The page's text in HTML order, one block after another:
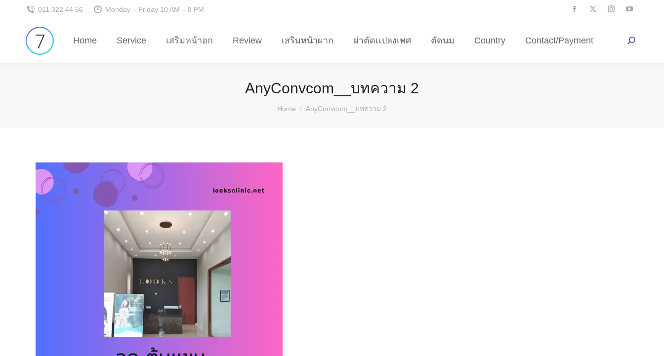
011 322 44 56 Monday – Friday 10 AM – 8 PM
Home Service เสริมหน้าอก Review เสริมหน้าผาก ผ่าตัดแปลงเพศ ตัดนม Country Contact/Payment
AnyConvcom__บทความ 2
You are here:
Home AnyConvcom__บทความ 2